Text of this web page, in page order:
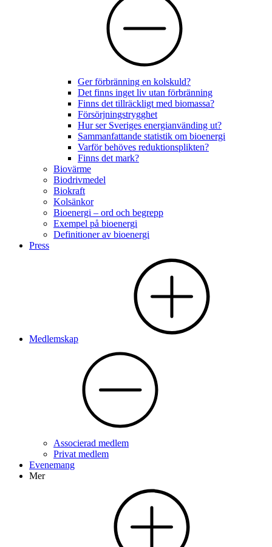
Ger förbränning en kolskuld?
Det finns inget liv utan förbränning
Finns det tillräckligt med biomassa?
Försörjningstrygghet
Hur ser Sveriges energianvänding ut?
Sammanfattande statistik om bioenergi
Varför behöves reduktionsplikten?
Finns det mark?
Biovärme
Biodrivmedel
Biokraft
Kolsänkor
Bioenergi – ord och begrepp
Exempel på bioenergi
Definitioner av bioenergi
Press
Medlemskap
Associerad medlem
Privat medlem
Evenemang
Mer